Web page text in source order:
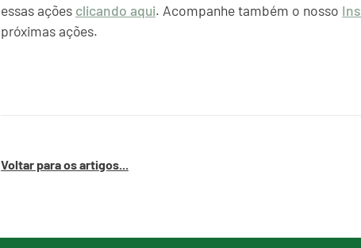
essas ações clicando aqui. Acompanhe também o nosso
próximas ações.
Voltar para os artigos...